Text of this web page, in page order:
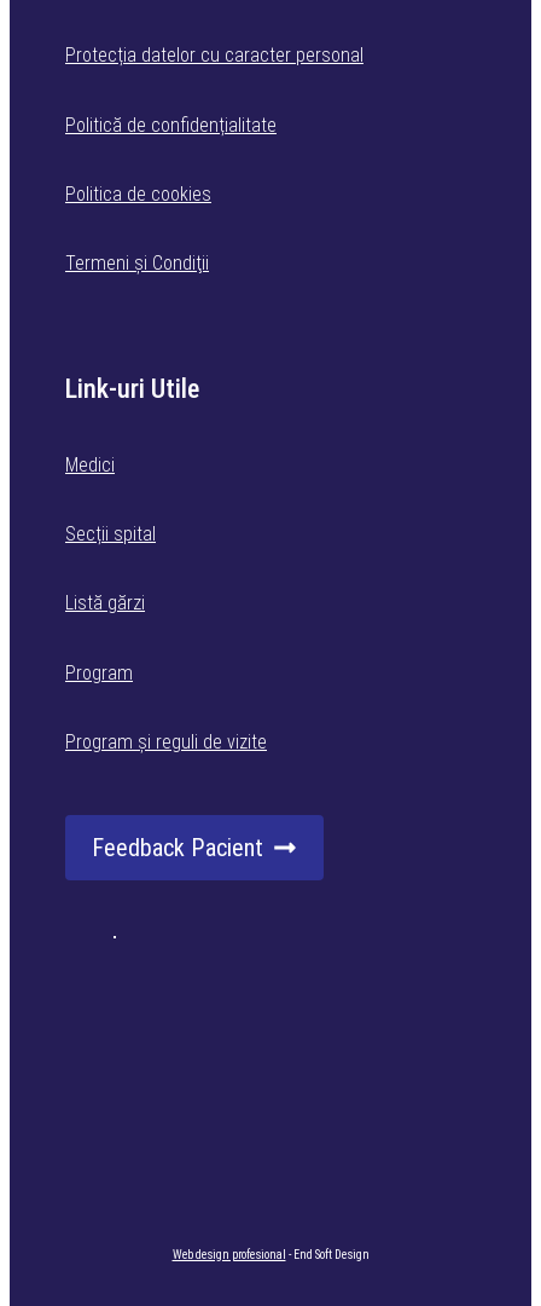
Protecția datelor cu caracter personal
Politică de confidențialitate
Politica de cookies
Termeni şi Condiţii
Web design profesional - End Soft Design
Link-uri Utile
Medici
Secții spital
Listă gărzi
Program
Program și reguli de vizite
Feedback Pacient